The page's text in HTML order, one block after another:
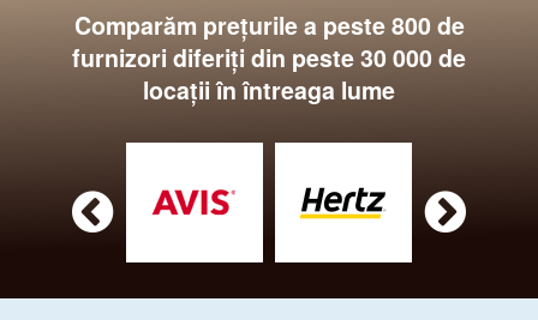
Comparăm preţurile a peste 800 de
furnizori diferiţi din peste 30 000 de
locaţii în întreaga lume
 